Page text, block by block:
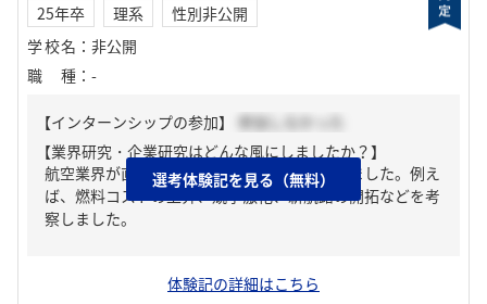
25年卒 理系
性別非公開
学校名 ： 非公開
職種 ： -
【インターンシップの参加】
参加しなかった
【業界研究・企業研究はどんな風にしましたか？】
航空業界が直面している課題や機会を理解しました。例え
ば、燃料コストの上昇、競争激化、新航路の開拓などを考
察しました。
選考体験記を見る（無料）
体験記の詳細はこちら